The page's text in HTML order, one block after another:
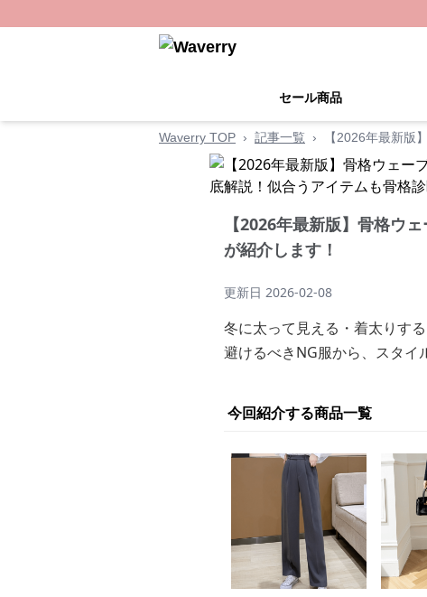
セール商品
Waverry TOP › 記事一覧 › 【2026年最新版
【2026年最新版】骨格ウ
が紹介します！
更新日 2026-02-08
冬に太って見える・着太りす
避けるべきNG服から、スタイ
今回紹介する商品一覧